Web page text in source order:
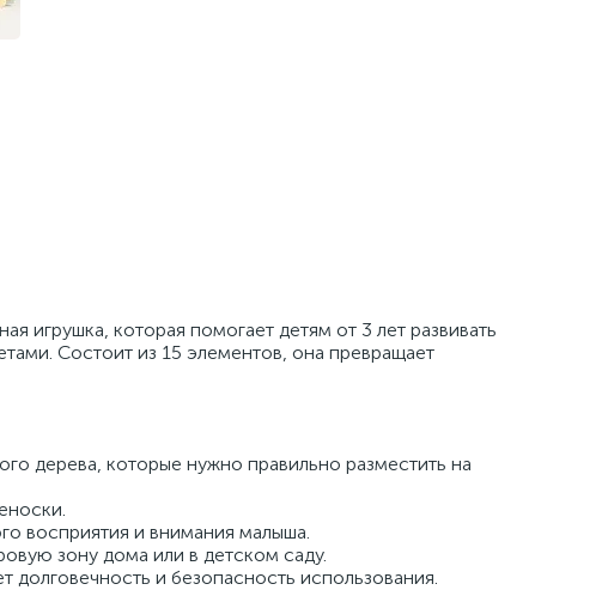
игрушка, которая помогает детям от 3 лет развивать
Состоит из 15 элементов, она превращает
дерева, которые нужно правильно разместить на
восприятия и внимания малыша.
зону дома или в детском саду.
долговечность и безопасность использования.